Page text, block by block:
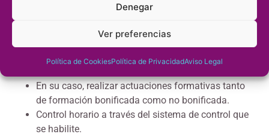
Denegar
Ver preferencias
Política de CookiesPolítica de PrivacidadAviso Legal
prevención de riesgos laborales, fiscal y contable.
Gestión de pago de nóminas mediante entidad
Cobro de la cuota obrera y traslado de la misma al
En su caso, realizar actuaciones formativas tanto
de formación bonificada como no bonificada.
Control horario a través del sistema de control que
se habilite.